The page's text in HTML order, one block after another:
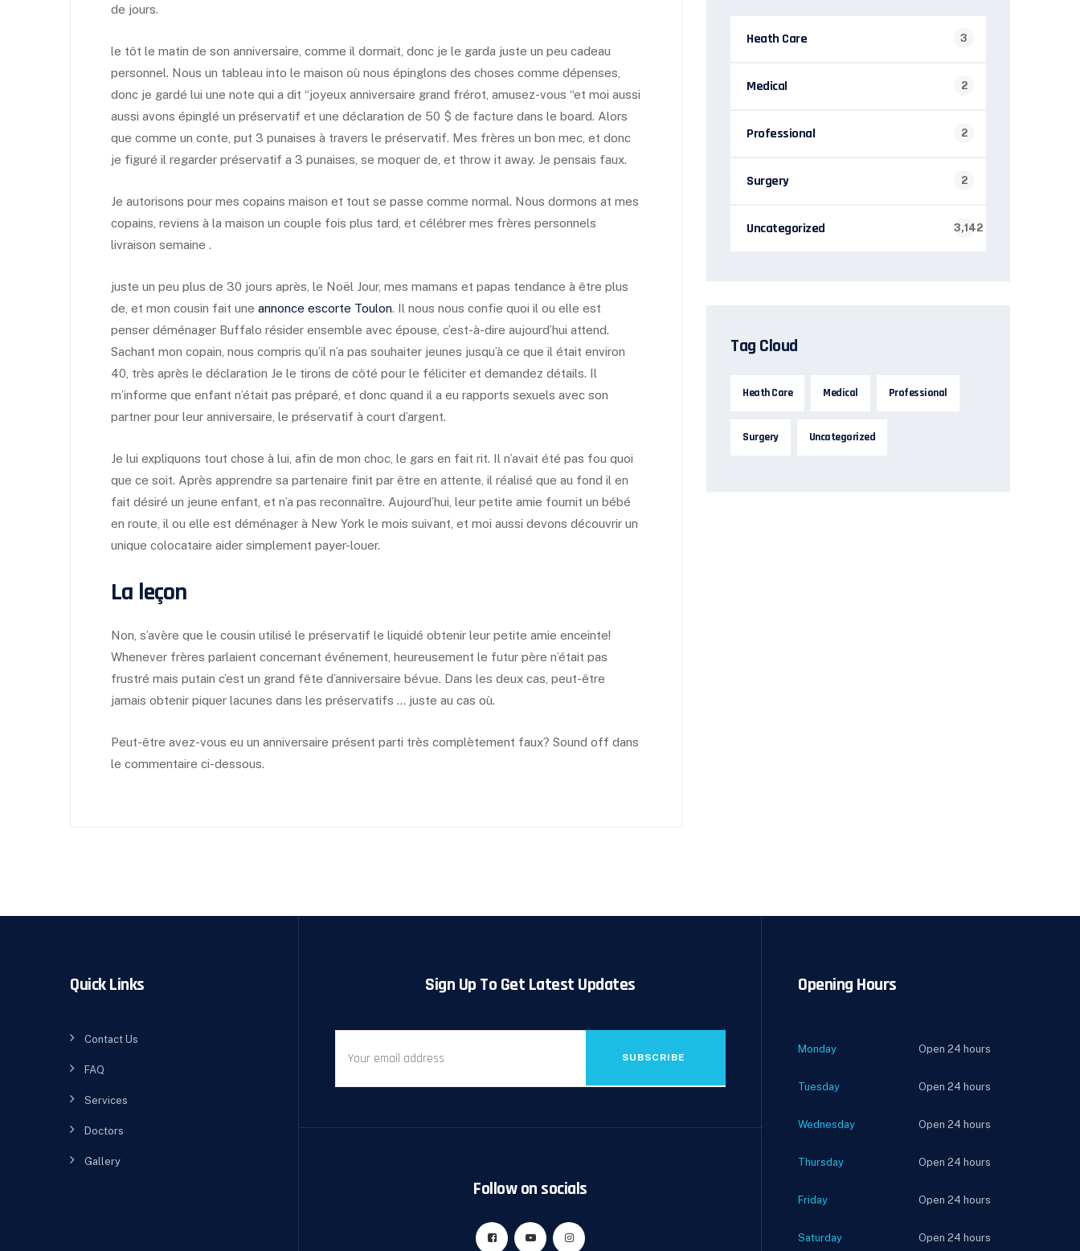
de jours.
le tôt le matin de son anniversaire, comme il dormait, donc je le garda juste un peu cadeau
personnel. Nous un tableau into le maison où nous épinglons des choses comme dépenses,
donc je gardé lui une note qui a dit “joyeux anniversaire grand frérot, amusez-vous “et moi aussi
aussi avons épinglé un préservatif et une déclaration de 50 $ de facture dans le board. Alors
que comme un conte, put 3 punaises à travers le préservatif. Mes frères un bon mec, et donc
je figuré il regarder préservatif a 3 punaises, se moquer de, et throw it away. Je pensais faux.
Je autorisons pour mes copains maison et tout se passe comme normal. Nous dormons at mes
copains, reviens à la maison un couple fois plus tard, et célébrer mes frères personnels
livraison semaine .
juste un peu plus de 30 jours après, le Noël Jour, mes mamans et papas tendance à être plus
de, et mon cousin fait une annonce escorte Toulon. Il nous nous confie quoi il ou elle est
penser déménager Buffalo résider ensemble avec épouse, c’est-à-dire aujourd’hui attend.
Sachant mon copain, nous compris qu’il n’a pas souhaiter jeunes jusqu’à ce que il était environ
40, très après le déclaration Je le tirons de côté pour le féliciter et demandez détails. Il
m’informe que enfant n’était pas préparé, et donc quand il a eu rapports sexuels avec son
partner pour leur anniversaire, le préservatif à court d’argent.
Je lui expliquons tout chose à lui, afin de mon choc, le gars en fait rit. Il n’avait été pas fou quoi
que ce soit. Après apprendre sa partenaire finit par être en attente, il réalisé que au fond il en
fait désiré un jeune enfant, et n’a pas reconnaître. Aujourd’hui, leur petite amie fournit un bébé
en route, il ou elle est déménager à New York le mois suivant, et moi aussi devons découvrir un
unique colocataire aider simplement payer-louer.
La leçon
Non, s’avère que le cousin utilisé le préservatif le liquidé obtenir leur petite amie enceinte!
Whenever frères parlaient concernant événement, heureusement le futur père n’était pas
frustré mais putain c’est un grand fête d’anniversaire bévue. Dans les deux cas, peut-être
jamais obtenir piquer lacunes dans les préservatifs … juste au cas où.
Peut-être avez-vous eu un anniversaire présent parti très complètement faux? Sound off dans
le commentaire ci-dessous.
Heath Care 3
Medical 2
Professional 2
Surgery 2
Uncategorized 3,142
Tag Cloud
Heath Care Medical Professional
Surgery Uncategorized
Quick Links
Contact Us
FAQ
Services
Doctors
Gallery
Sign Up To Get Latest Updates
SUBSCRIBE
Follow on socials
Opening Hours
Monday Open 24 hours
Tuesday Open 24 hours
Wednesday Open 24 hours
Thursday Open 24 hours
Friday Open 24 hours
Saturday Open 24 hours